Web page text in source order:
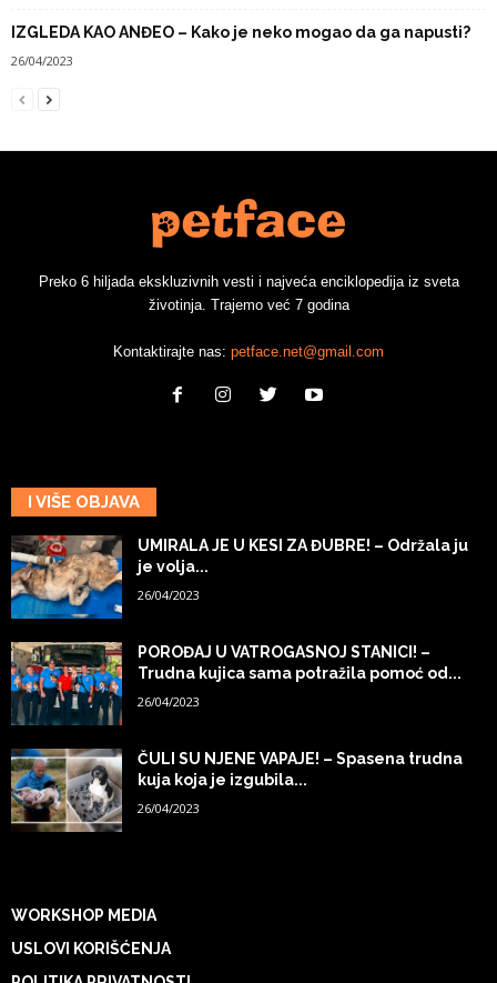
IZGLEDA KAO ANĐEO – Kako je neko mogao da ga napusti?
26/04/2023
Preko 6 hiljada ekskluzivnih vesti i najveća enciklopedija iz sveta
životinja. Trajemo već 7 godina
Kontaktirajte nas: petface.net@gmail.com
I VIŠE OBJAVA
UMIRALA JE U KESI ZA ĐUBRE! – Održala ju
je volja...
26/04/2023
POROĐAJ U VATROGASNOJ STANICI! –
Trudna kujica sama potražila pomoć od...
26/04/2023
ČULI SU NJENE VAPAJE! – Spasena trudna
kuja koja je izgubila...
26/04/2023
WORKSHOP MEDIA
USLOVI KORIŠĆENJA